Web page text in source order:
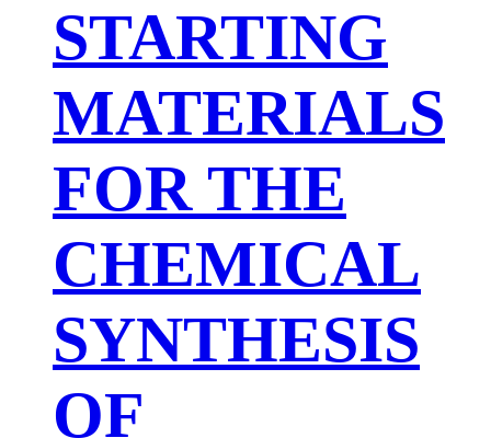
STARTING
MATERIALS
FOR THE
CHEMICAL
SYNTHESIS
OF